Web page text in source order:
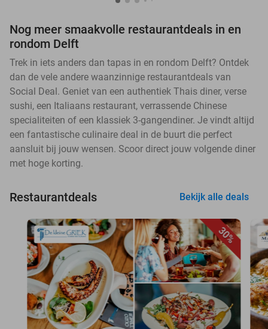
Nog meer smaakvolle restaurantdeals in en
rondom Delft
Trek in iets anders dan tapas in en rondom Delft? Ontdek
dan de vele andere waanzinnige restaurantdeals van
Social Deal. Geniet van een authentiek Thais diner, verse
sushi, een Italiaans restaurant, verrassende Chinese
specialiteiten of een klassiek 3-gangendiner. Je vindt altijd
een fantastische culinaire deal in de buurt die perfect
aansluit bij jouw wensen. Scoor direct jouw volgende diner
met hoge korting.
Restaurantdeals Bekijk alle deals
30%